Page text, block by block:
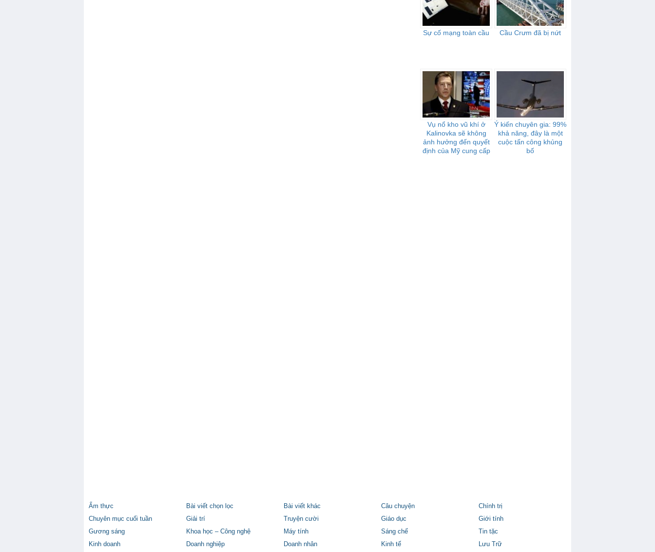
Sự cố mạng toàn cầu Cầu Crưm đã bị nứt
Vụ nổ kho vũ khí ở
Kalinovka sẽ không
ảnh hưởng đến quyết
định của Mỹ cung cấp
Ý kiến chuyên gia: 99%
khả năng, đây là một
cuộc tấn công khủng
bố
Ẩm thực Bài viết chọn lọc Bài viết khác Câu chuyện
Chính trị
Chuyên mục cuối tuần
Giải trí Truyện cười Giáo dục
Giới tính
Gương sáng
Khoa học – Công nghệ Máy tính Sáng chế
Tin tặc
Kinh doanh
Doanh nghiệp Doanh nhân Kinh tế Lưu Trữ